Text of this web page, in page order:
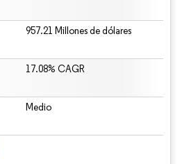
957.21 Millones de dólares
17.08% CAGR
Medio
El uso requiere atribución según CC BY 4.0.